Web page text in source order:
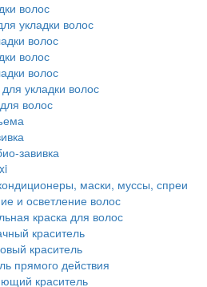
волос
укладки волос
волос
волос
волос
укладки волос
волос
завивка
маски, муссы, спреи
и осветление волос
краска для волос
краситель
краситель
прямого действия
краситель